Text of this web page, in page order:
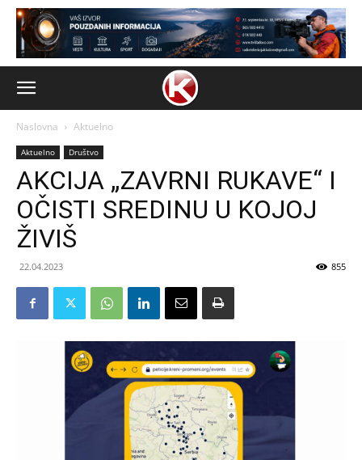
Naslovna Aktuelno
Aktuelno Društvo
AKCIJA „ZAVRNI RUKAVE“ I
OČISTI SREDINU U KOJOJ
ŽIVIŠ
22.04.2023 855